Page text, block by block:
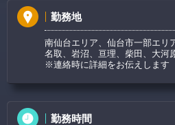
3.他人に気をつかえる方
4.仕事に対して意欲的な方
男女ドライバー（試用期間あり）日中ドラ
主婦の方でも難しくないお仕事です！未経
勤務地
南仙台エリア、仙台市一部エリ
名取、岩沼、亘理、柴田、大河
※連絡時に詳細をお伝えします
勤務時間